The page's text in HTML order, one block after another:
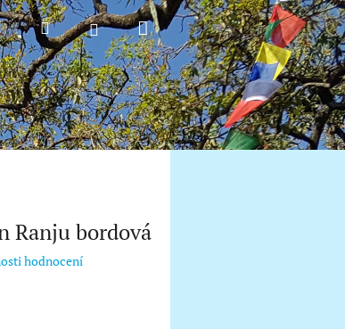
HledatPřihlášeníNákupní
košík
Ranju bordová
hodnocení